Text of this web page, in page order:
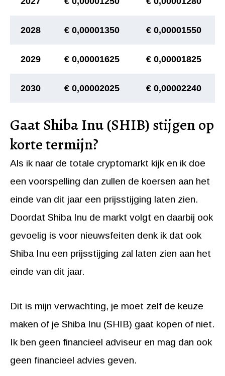
2028 € 0,00001350 € 0,00001550
2029 € 0,00001625 € 0,00001825
2030 € 0,00002025 € 0,00002240
Gaat Shiba Inu (SHIB) stijgen op
korte termijn?
Als ik naar de totale cryptomarkt kijk en ik doe
een voorspelling dan zullen de koersen aan het
einde van dit jaar een prijsstijging laten zien.
Doordat Shiba Inu de markt volgt en daarbij ook
gevoelig is voor nieuwsfeiten denk ik dat ook
Shiba Inu een prijsstijging zal laten zien aan het
einde van dit jaar.
Dit is mijn verwachting, je moet zelf de keuze
maken of je Shiba Inu (SHIB) gaat kopen of niet.
Ik ben geen financieel adviseur en mag dan ook
geen financieel advies geven.